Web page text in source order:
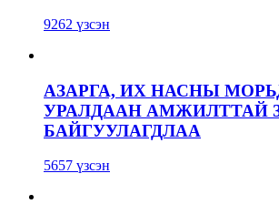
9262 үзсэн
АЗАРГА, ИХ НАСНЫ
УРАЛДААН АМЖИЛТТАЙ
БАЙГУУЛАГДЛАА
5657 үзсэн